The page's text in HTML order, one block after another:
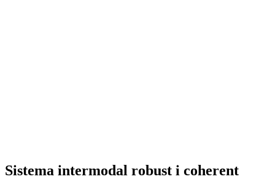
Sistema intermodal robust i coherent